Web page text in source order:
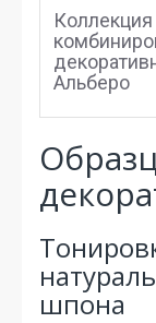
Коллекция
Альберо
шпона